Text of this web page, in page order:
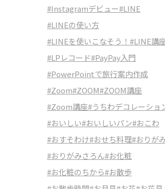
#Instagramデビュー#LINE
#LINEの使い方
#LINEを使いこなそう！ #LINE講
#LPレコード#PayPay入門
#PowerPointで旅行案内作成
#Zoom#ZOOM#ZOOM講座
#Zoom講座#うちわデコレーショ
#おいしい#おいしいパン#おこわ
#おすそわけ#おせち料理#おりが
#おりがみさろん#お化粧
#お化粧のちから#お散歩